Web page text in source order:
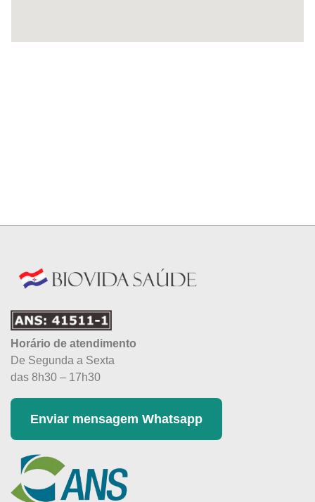
Horário de atendimento
De Segunda a Sexta
das 8h30 – 17h30
Enviar mensagem Whatsapp